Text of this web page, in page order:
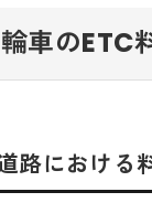
車のETC
路における